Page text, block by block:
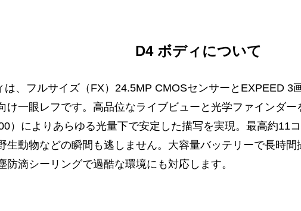
D4 ボディについて
は、フルサイズ（FX）24.5MP CMOSセンサーとEXPEED 3
け一眼レフです。高品位なライブビューと光学ファインダ
）によりあらゆる光量下で安定した描写を実現。最高約11
生動物などの瞬間も逃しません。大容量バッテリーで長時
防滴シーリングで過酷な環境にも対応します。